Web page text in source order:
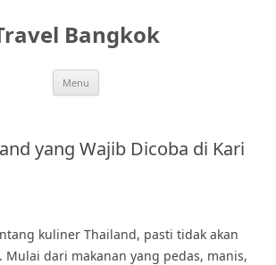
Bangkok
Menu
yang Wajib Dicoba di Kari
kuliner Thailand, pasti tidak akan
Mulai dari makanan yang pedas, manis,